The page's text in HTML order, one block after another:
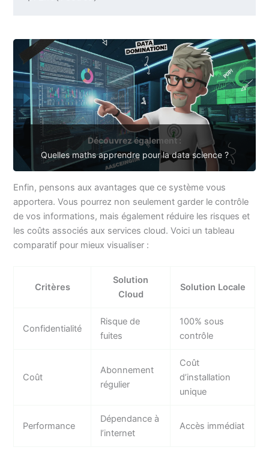
Découvrez également :
Quelles maths apprendre pour la data science ?
Enfin, pensons aux avantages que ce système vous
apportera. Vous pourrez non seulement garder le contrôle
de vos informations, mais également réduire les risques et
les coûts associés aux services cloud. Voici un tableau
comparatif pour mieux visualiser :
Critères
Solution
Cloud
Solution Locale
Confidentialité
Risque de
fuites
100% sous
contrôle
Coût
Abonnement
régulier
Coût
d’installation
unique
Performance
Dépendance à
l’internet
Accès immédiat